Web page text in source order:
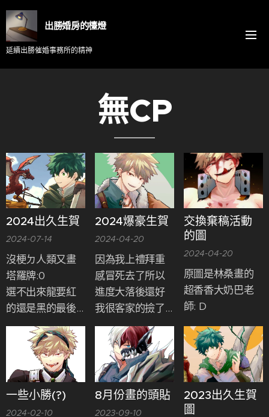
出勝婚房的檯燈
延續出勝催婚事務所的精神
無CP
2024出久生賀
2024-07-14
沒梗ㄉ人類又畫
塔羅牌:0
選不出來龍要紅
的還是黑的最後
兩種都畫(好
這次我有乖乖把
框外的背景畫好
所以把沒有做成
卡面的全圖跟純
2024爆豪生賀
2024-04-20
因為我上禮拜重
感冒死去了所以
進度大落後還好
我很客家的撿了
去年出久生賀的
素材來用(靠夭喔
交換棄稿活動
的圖
2024-04-20
原圖是林桑畫的
超香香大奶巴老
師: D
一些小勝(?)
2024-02-10
8月份畫的頭貼
2023-09-10
2023出久生賀
圖